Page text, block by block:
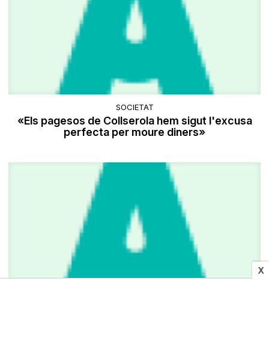
X
SOCIETAT
«Els pagesos de Collserola hem sigut l'excusa
perfecta per moure diners»